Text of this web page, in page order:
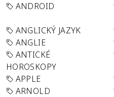
ANDROID
ANGLICKÝ JAZYK
ANGLIE
ANTICKÉ
HOROSKOPY
APPLE
ARNOLD